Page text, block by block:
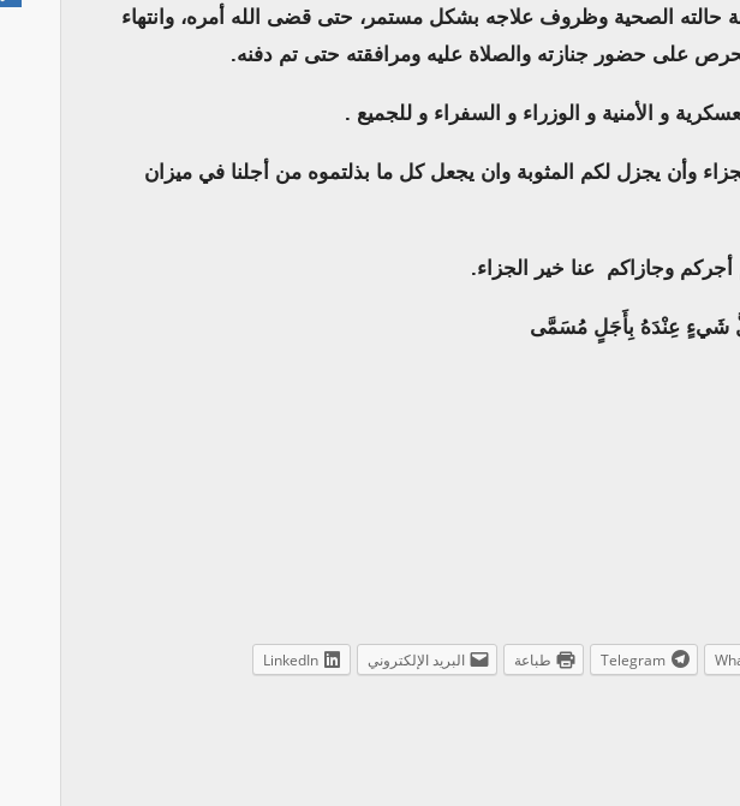
حالته الصحية وظروف علاجه بشكل مستمر، حتى قضى الله أمره، وانتهاء
على حضور جنازته والصلاة عليه ومرافقته حتى تم دفنه.
و الأمنية و الوزراء و السفراء و للجميع .
وأن يجزل لكم المثوبة وان يجعل كل ما بذلتموه من أجلنا في ميزان
وجازاكم عنا خير الجزاء.
شَيءٍ عِنْدَهُ بِأَجَلٍ مُسَمَّى
Telegram طباعة البريد الإلكتروني LinkedIn